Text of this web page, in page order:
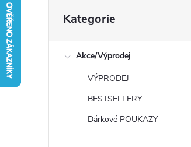
kategorie
Kategorie
Akce/Výprodej
VÝPRODEJ
BESTSELLERY
Dárkové POUKAZY